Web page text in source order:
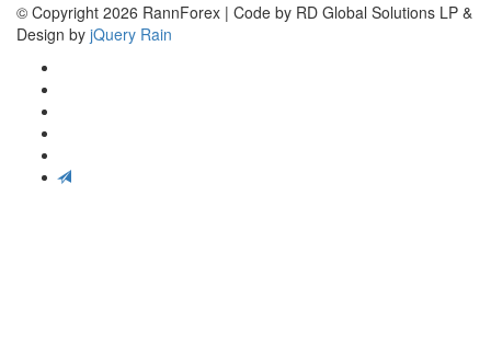
© Copyright 2026 RannForex | Code by RD Global Solutions LP &
Design by jQuery Rain